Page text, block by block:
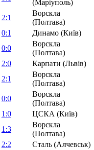
(Маріуполь)
2:1
Ворскла
(Полтава)
0:1
Динамо (Київ)
0:0
Ворскла
(Полтава)
2:0
Карпати (Львів)
2:1
Ворскла
(Полтава)
0:0
Ворскла
(Полтава)
1:0
ЦСКА (Київ)
1:3
Ворскла
(Полтава)
2:2
Сталь (Алчевськ)